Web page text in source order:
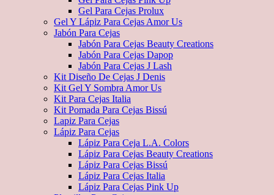
Gel Para Cejas Prolux
Gel Y Lápiz Para Cejas Amor Us
Jabón Para Cejas
Jabón Para Cejas Beauty Creations
Jabón Para Cejas Dapop
Jabón Para Cejas J Lash
Kit Diseño De Cejas J Denis
Kit Gel Y Sombra Amor Us
Kit Para Cejas Italia
Kit Pomada Para Cejas Bissú
Lapiz Para Cejas
Lápiz Para Cejas
Lápiz Para Ceja L.A. Colors
Lápiz Para Cejas Beauty Creations
Lápiz Para Cejas Bissú
Lápiz Para Cejas Italia
Lápiz Para Cejas Pink Up